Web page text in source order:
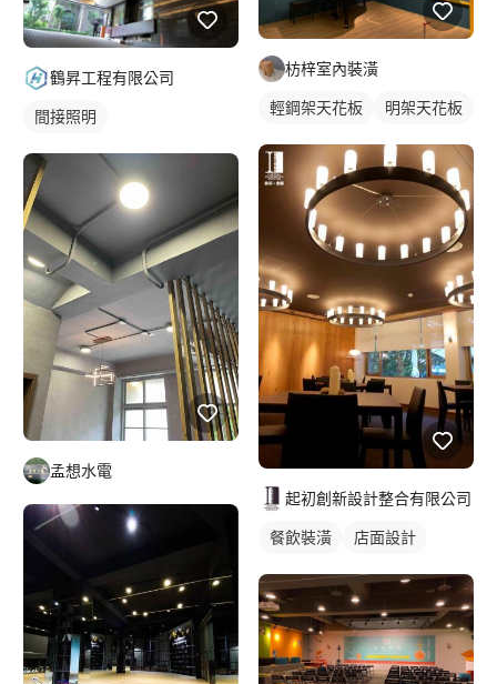
鶴昇工程有限公司
間接照明
孟想水電
枋梓室內裝潢
輕鋼架天花板 明架天花板
起初創新設計整合有限公司
餐飲裝潢 店面設計